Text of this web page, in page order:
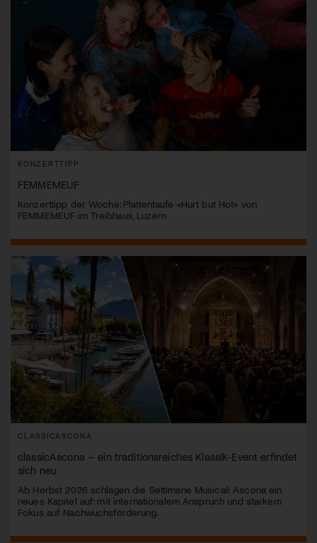
KONZERTTIPP
FEMMEMEUF
Konzerttipp der Woche: Plattentaufe «Hurt but Hot» von
FEMMEMEUF im Treibhaus, Luzern
CLASSICASCONA
classicAscona – ein traditionsreiches Klassik-Event erfindet
sich neu
Ab Herbst 2026 schlagen die Settimane Musicali Ascona ein
neues Kapitel auf: mit internationalem Anspruch und starkem
Fokus auf Nachwuchsförderung.